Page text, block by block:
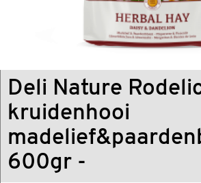
Deli Nature
kruidenhooi
600gr -